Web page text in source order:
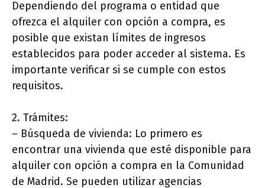
Dependiendo del programa o entidad que
ofrezca el alquiler con opción a compra, es
posible que existan límites de ingresos
establecidos para poder acceder al sistema. Es
importante verificar si se cumple con estos
requisitos.
2. Trámites:
– Búsqueda de vivienda: Lo primero es
encontrar una vivienda que esté disponible para
alquiler con opción a compra en la Comunidad
de Madrid. Se pueden utilizar agencias